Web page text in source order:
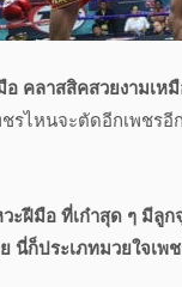
อ คลาสสิคสวยงามเห
ไหนจะตัดอีกเพชร
ะฝีมือ ที่เก๋าสุด ๆ มีลู
นี่ก็ประเภทมวยใจเ